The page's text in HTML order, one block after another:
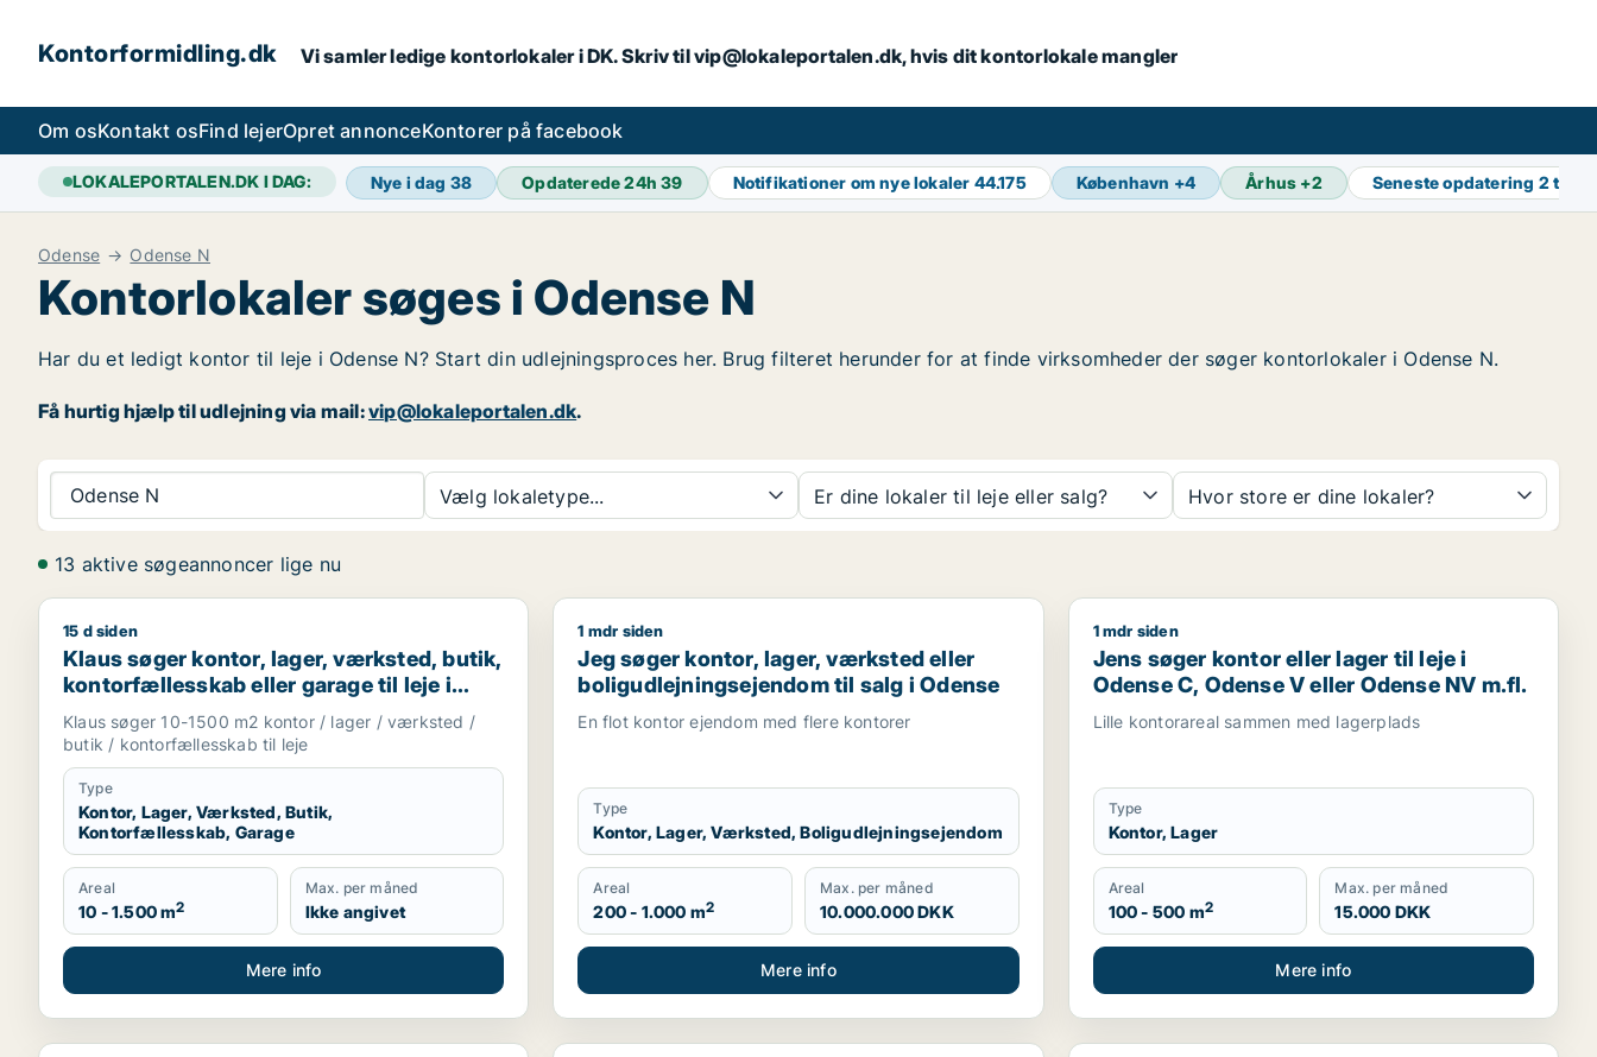
Kontorformidling.dk Vi samler ledige kontorlokaler i DK. Skriv til vip@lokaleportalen.dk, hvis dit kontorlokale mangler
Om osKontakt osFind lejerOpret annonceKontorer på facebook
LOKALEPORTALEN.DK I DAG: Nye i dag 38 Opdaterede 24h39 Notifikationer om nye lokaler 44.175 København +4 Århus +2 Seneste opdatering 2 t
Odense Odense N
Kontorlokaler søges i Odense N
Har du et ledigt kontor til leje i Odense N? Start din udlejningsproces her. Brug filteret herunder for at finde virksomheder der søger kontorlokaler i Odense N.
Få hurtig hjælp til udlejning via mail:vip@lokaleportalen.dk.
Odense N Vælg lokaletype... Er dine lokaler til leje eller salg? Hvor store er dine lokaler?
13 aktive søgeannoncer lige nu
Klaus søger kontor, lager, værksted, butik, kontorfællesskab eller garage til leje i Odense
15 d siden
Klaus søger kontor, lager, værksted, butik,
kontorfællesskab eller garage til leje i
Odense
Klaus søger 10-1500 m2 kontor / lager / værksted /
butik / kontorfællesskab til leje
Type
Kontor, Lager, Værksted, Butik,
Kontorfællesskab, Garage
Areal
10 - 1.500 m2
Max. per måned
Ikke angivet
Mere info
Jeg søger kontor, lager, værksted eller boligudlejningsejendom til salg i Odense
1 mdr siden
Jeg søger kontor, lager, værksted eller
boligudlejningsejendom til salg i Odense
En flot kontor ejendom med flere kontorer
Type
Kontor, Lager, Værksted, Boligudlejningsejendom
Areal
200 - 1.000 m2
Max. per måned
10.000.000 DKK
Mere info
Jens søger kontor eller lager til leje i Odense C,
1 mdr siden
Jens søger kontor eller lager til leje i
Odense C, Odense V eller Odense NV m.fl.
Lille kontorareal sammen med lagerplads
Type
Kontor, Lager
Areal
100 - 500 m2
Max. per måned
15.000 DKK
Mere info